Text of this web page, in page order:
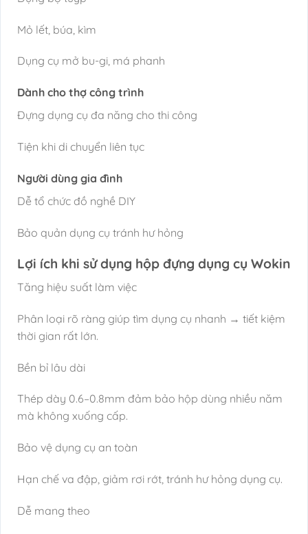
Mỏ lết, búa, kìm
Dụng cụ mở bu-gi, má phanh
Dành cho thợ công trình
Đựng dụng cụ đa năng cho thi công
Tiện khi di chuyển liên tục
Người dùng gia đình
Dễ tổ chức đồ nghề DIY
Bảo quản dụng cụ tránh hư hỏng
Lợi ích khi sử dụng hộp đựng dụng cụ Wokin
Tăng hiệu suất làm việc
Phân loại rõ ràng giúp tìm dụng cụ nhanh → tiết kiệm
thời gian rất lớn.
Bền bỉ lâu dài
Thép dày 0.6–0.8mm đảm bảo hộp dùng nhiều năm
mà không xuống cấp.
Bảo vệ dụng cụ an toàn
Hạn chế va đập, giảm rơi rớt, tránh hư hỏng dụng cụ.
Dễ mang theo